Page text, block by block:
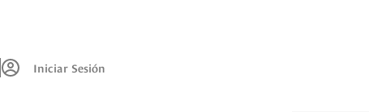
Iniciar Sesión